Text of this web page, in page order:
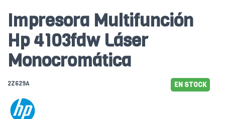
Impresora Multifunción
Hp 4103fdw Láser
Monocromática
2Z629A EN STOCK